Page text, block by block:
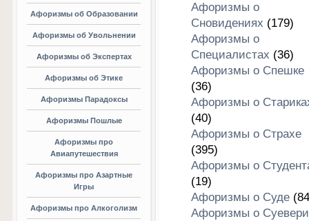
Афоризмы об Образовании
Афоризмы об Увольнении
Афоризмы об Экспертах
Афоризмы об Этике
Афоризмы Парадоксы
Афоризмы Пошлые
Афоризмы про
Авиапутешествия
Афоризмы про Азартные
Игры
Афоризмы про Алкоголизм
Афоризмы о
Сновидениях (179)
Афоризмы о
Специалистах (36)
Афоризмы о Спешке
(36)
Афоризмы о
(40)
Афоризмы о Страхе
(395)
Афоризмы о
(19)
Афоризмы о Суде
Афоризмы о